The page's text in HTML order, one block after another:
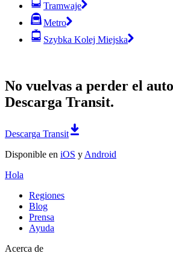
Tramwaje
Metro
Szybka Kolej Miejska
No vuelvas a perder el
Descarga Transit.
Descarga Transit
Disponible en iOS y Android
Hola
Regiones
Blog
Prensa
Ayuda
Acerca de